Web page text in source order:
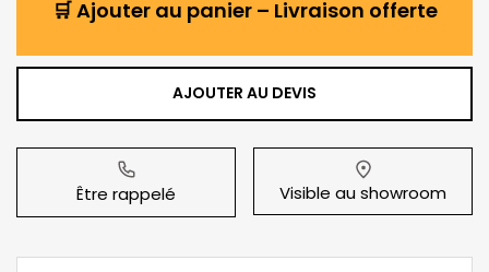
🛒 Ajouter au panier – Livraison offerte
AJOUTER AU DEVIS
Être rappelé Visible au showroom